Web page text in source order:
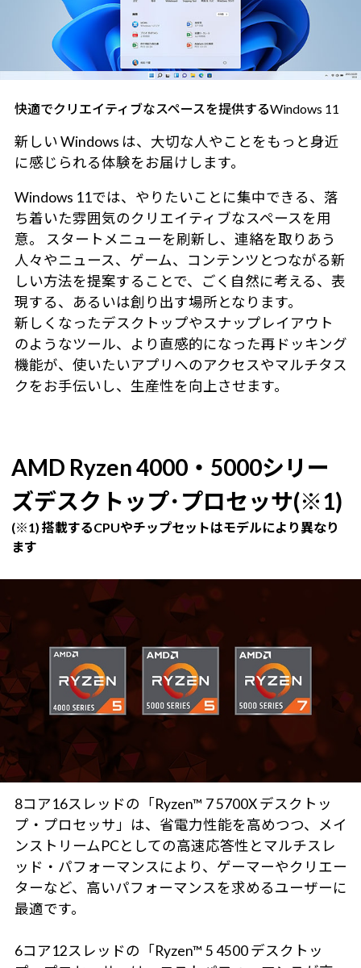
快適でクリエイティブなスペースを提供するWindows 11
新しい Windows は、大切な人やことをもっと身近
に感じられる体験をお届けします。
Windows 11では、やりたいことに集中できる、落
ち着いた雰囲気のクリエイティブなスペースを用
意。 スタートメニューを刷新し、連絡を取りあう
人々やニュース、ゲーム、コンテンツとつながる新
しい方法を提案することで、ごく自然に考える、表
現する、あるいは創り出す場所となります。
新しくなったデスクトップやスナップレイアウト
のようなツール、より直感的になった再ドッキング
機能が、使いたいアプリへのアクセスやマルチタス
クをお手伝いし、生産性を向上させます。
AMD Ryzen 4000・5000シリー
ズデスクトップ･プロセッサ(※1)
(※1) 搭載するCPUやチップセットはモデルにより異なり
ます
8コア16スレッドの「Ryzen™ 7 5700X デスクトッ
プ・プロセッサ」は、省電力性能を高めつつ、メイ
ンストリームPCとしての高速応答性とマルチスレ
ッド・パフォーマンスにより、ゲーマーやクリエー
ターなど、高いパフォーマンスを求めるユーザーに
最適です。
6コア12スレッドの「Ryzen™ 5 4500 デスクトッ